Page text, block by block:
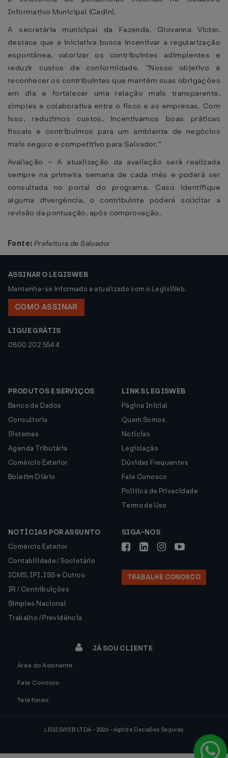
Informativo Municipal (Cadin).
A secretária municipal da Fazenda, Giovanna Victer,
destaca que a iniciativa busca incentivar a regularização
espontânea, valorizar os contribuintes adimplentes e
reduzir custos de conformidade. “Nosso objetivo é
reconhecer os contribuintes que mantêm suas obrigações
em dia e fortalecer uma relação mais transparente,
simples e colaborativa entre o fisco e as empresas. Com
isso, reduzimos custos, incentivamos boas práticas
fiscais e contribuímos para um ambiente de negócios
mais seguro e competitivo para Salvador.”
Avaliação – A atualização da avaliação será realizada
sempre na primeira semana de cada mês e poderá ser
consultada no portal do programa. Caso identifique
alguma divergência, o contribuinte poderá solicitar a
revisão da pontuação, após comprovação.
Fonte: Prefeitura de Salvador
ASSINAR O LEGISWEB
Mantenha-se informado e atualizado com o LegisWeb.
COMO ASSINAR
LIGUE GRÁTIS
0800 202 5544
PRODUTOS E SERVIÇOS
Banco de Dados
Consultoria
Sistemas
Agenda Tributária
Comércio Exterior
Boletim Diário
LINKS LEGISWEB
Página Inicial
Quem Somos
Notícias
Legislação
Dúvidas Frequentes
Fale Conosco
Política de Privacidade
Termo de Uso
NOTÍCIAS POR ASSUNTO
Comércio Exterior
Contabilidade / Societário
ICMS, IPI, ISS e Outros
IR / Contribuições
Simples Nacional
Trabalho / Previdência
SIGA-NOS
TRABALHE CONOSCO
JÁ SOU CLIENTE
Área do Assinante
Fale Conosco
Telefones
LEGISWEB LTDA - 2026 - Agilize Decisões Seguras